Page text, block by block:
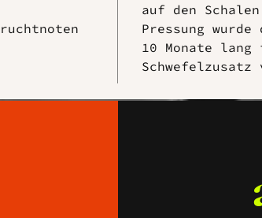
auf den
Pressung
10 Monate
Schwefelzusatz